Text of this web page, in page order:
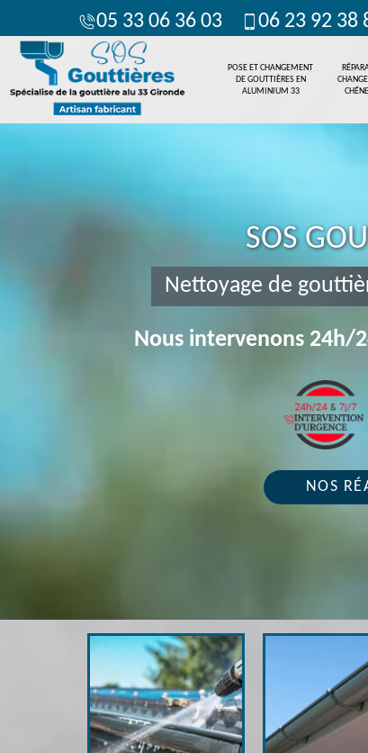
05 33 06 36 03 06 23 92 38
POSE ET CHANGEMENT
DE GOUTTIÈRES EN
ALUMINIUM 33
SOS
Nettoyage de
Nous intervenons 24h/
NOS